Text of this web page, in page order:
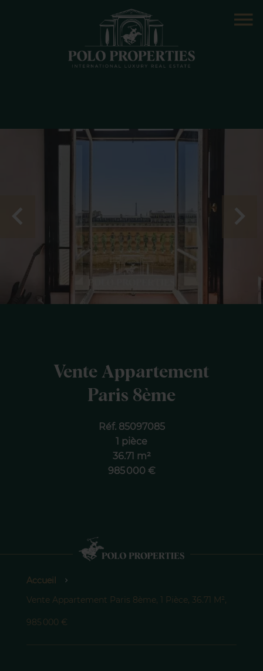
Vente Appartement
Paris 8ème
Réf. 85097085
1 pièce
36.71 m²
985 000 €
Accueil
Vente Appartement Paris 8ème, 1 Pièce, 36.71 M²,
985 000 €